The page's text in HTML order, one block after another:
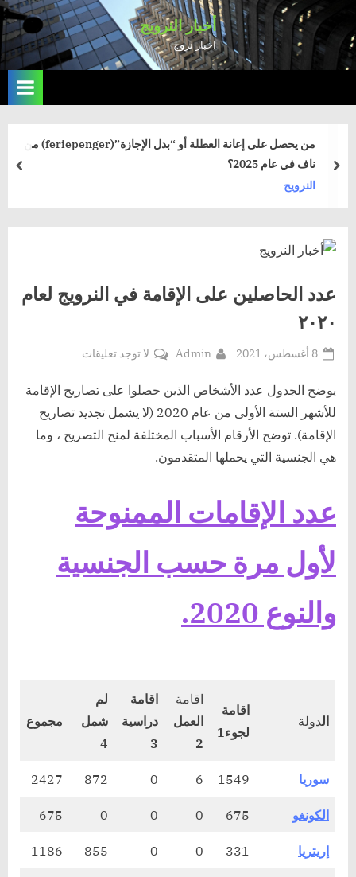
to
content
أخبار النرويج
اخبار نروج
من يحصل على إعانة العطلة أو “بدل الإجازة”(feriepenger) من
ناف في عام 2025؟
النرويج
next
عدد الحاصلين على الإقامة في النرويج لعام
٢٠٢٠
Posted
8 أغسطس، 2021 By
Admin لا توجد تعليقاتعلى
الحاصلين
على
في
يوضح الجدول عدد الأشخاص الذين حصلوا على تصاريح الإقامة
للأشهر الستة الأولى من عام 2020 (لا يشمل تجديد تصاريح
الإقامة). توضح الأرقام الأسباب المختلفة لمنح التصريح ، وما
هي الجنسية التي يحملها المتقدمون.
عدد الإقامات الممنوحة
لأول مرة حسب الجنسية
والنوع 2020.
الدولة
اقامة
لجوء1
اقامة
العمل
2
اقامة
دراسية
3
لم
شمل
4
مجموع
سوريا 1549
6
0
872
2427
الكونغو 675
0
0
0
675
إريتريا 331
0
0
855
1186